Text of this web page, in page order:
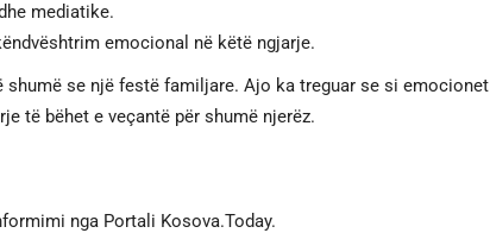
mediatike.
emocional në këtë ngjarje.
shumë se një festë familjare. Ajo ka treguar se si emocionet
të bëhet e veçantë për shumë njerëz.
nga Portali Kosova.Today.